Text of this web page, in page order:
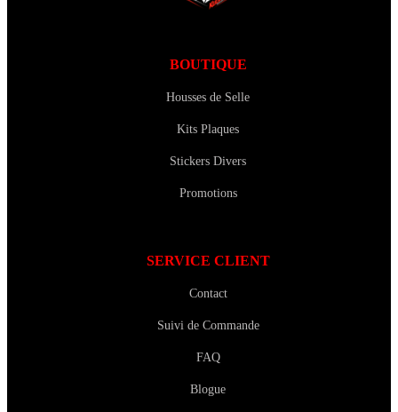
BOUTIQUE
Housses de Selle
Kits Plaques
Stickers Divers
Promotions
SERVICE CLIENT
Contact
Suivi de Commande
FAQ
Blogue